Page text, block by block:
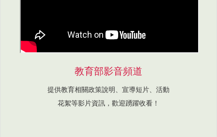
教育部影音頻道
提供教育相關政策說明、宣導短片、活動
花絮等影片資訊，歡迎踴躍收看！